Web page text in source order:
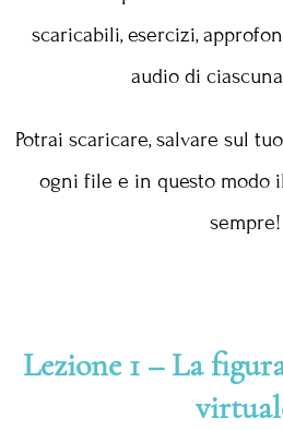
scaricabili, esercizi,
audio di
Potrai scaricare, salvare sul
ogni file e in questo modo
sempre!
Lezione 1 – La